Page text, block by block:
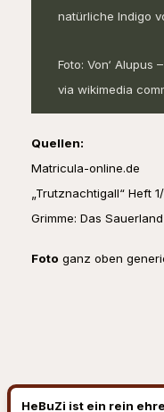
natürliche Indigo
Foto: Von‘ Alupus
via wikimedia
Quellen:
Matricula-online.de
„Trutznachtigall“ Heft
Grimme: Das
Foto ganz oben
HeBuZi ist ein rein